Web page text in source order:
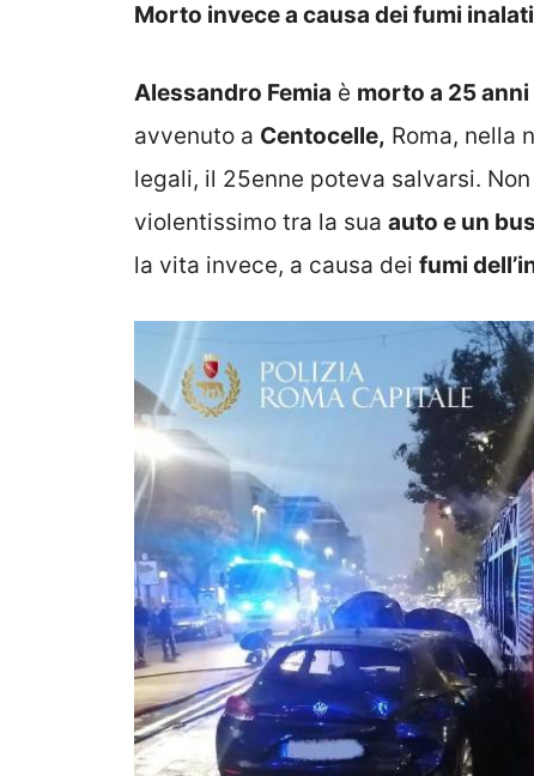
Morto invece a causa dei fumi
Alessandro Femia è morto a 25 anni
avvenuto a Centocelle, Roma, nella
legali, il 25enne poteva salvarsi.
violentissimo tra la sua auto e un bus
la vita invece, a causa dei fumi